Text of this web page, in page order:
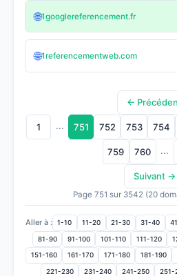
🌐1googlereferencement.fr
🌐1referencementweb.com
←
1 ... 751 752 753 754
759 760 ...
Suivant →
Page 751 sur 3542 (20
Aller à : 1-10 11-20 21-30 31-40
81-90 91-100 101-110 111-120
151-160 161-170 171-180 181-190
221-230 231-240 241-250 251-